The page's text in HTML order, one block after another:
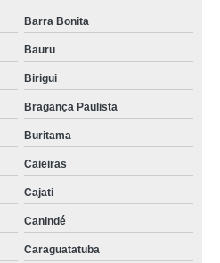
Barra Bonita
Bauru
Birigui
Bragança Paulista
Buritama
Caieiras
Cajati
Canindé
Caraguatatuba